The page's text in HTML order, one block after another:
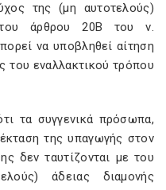
της (μη αυτοτελούς)
του άρθρου 20B του ν.
να υποβληθεί αίτηση
του εναλλακτικού τρόπου
τα συγγενικά πρόσωπα,
της υπαγωγής στον
δεν ταυτίζονται με του
άδειας διαμονής